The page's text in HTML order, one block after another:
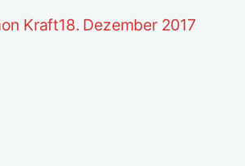
Kraft18. Dezember 2017